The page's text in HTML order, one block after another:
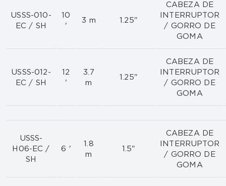
USSS-010-
EC / SH
10
'
3 m 1.25"
CABEZA DE
INTERRUPTOR
/ GORRO DE
GOMA
USSS-012-
EC / SH
12
'
3.7
m
1.25"
CABEZA DE
INTERRUPTOR
/ GORRO DE
GOMA
USSS-
H06-EC /
SH
6 '
1.8
m
1.5"
CABEZA DE
INTERRUPTOR
/ GORRO DE
GOMA